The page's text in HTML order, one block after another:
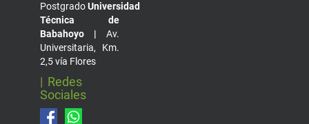
PostgradoUniversidad
Técnica de
Babahoyo | Av.
Universitaria, Km.
2,5 vía Flores
| Redes
Sociales